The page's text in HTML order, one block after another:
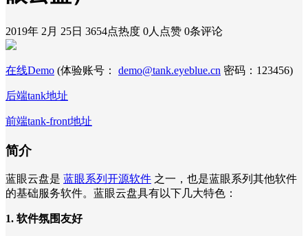
2019年 2月 25日 3654点热度 0人点赞 0条评论
在线Demo (体验账号： demo@tank.eyeblue.cn 密码：123456)
后端tank地址
前端tank-front地址
简介
蓝眼云盘是 蓝眼系列开源软件 之一，也是蓝眼系列其他软件
的基础服务软件。蓝眼云盘具有以下几大特色：
1. 软件氛围友好